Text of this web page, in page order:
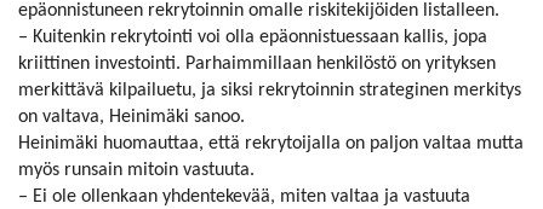
epäonnistuneen rekrytoinnin omalle riskitekijöiden listalleen.
– Kuitenkin rekrytointi voi olla epäonnistuessaan kallis, jopa
kriittinen investointi. Parhaimmillaan henkilöstö on yrityksen
merkittävä kilpailuetu, ja siksi rekrytoinnin strateginen merkitys
on valtava, Heinimäki sanoo.
Heinimäki huomauttaa, että rekrytoijalla on paljon valtaa mutta
myös runsain mitoin vastuuta.
– Ei ole ollenkaan yhdentekevää, miten valtaa ja vastuuta